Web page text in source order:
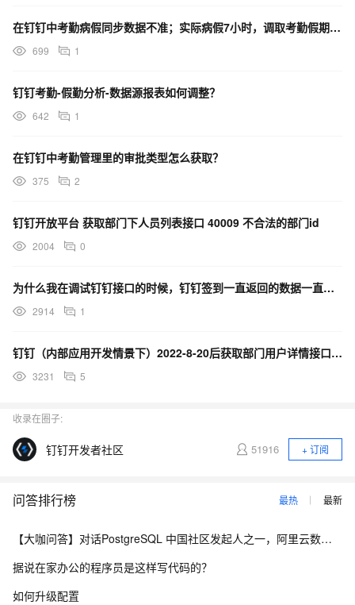
在钉钉中考勤病假同步数据不准；实际病假7小时，调取考勤假期数据时，没有工时，如何解决？
699 1
钉钉考勤-假勤分析-数据源报表如何调整？
642 1
在钉钉中考勤管理里的审批类型怎么获取？
375 2
钉钉开放平台 获取部门下人员列表接口 40009 不合法的部门id
2004 0
为什么我在调试钉钉接口的时候，钉钉签到一直返回的数据一直是空的？
2914 1
钉钉（内部应用开发情景下）2022-8-20后获取部门用户详情接口线上跑会报超时且无错误码和错误消息
3231 5
收录在圈子:
钉钉开发者社区 51916 + 订阅
问答排行榜 最热 最新
【大咖问答】对话PostgreSQL 中国社区发起人之一，阿里云数据库高级专家 德哥
据说在家办公的程序员是这样写代码的？
如何升级配置